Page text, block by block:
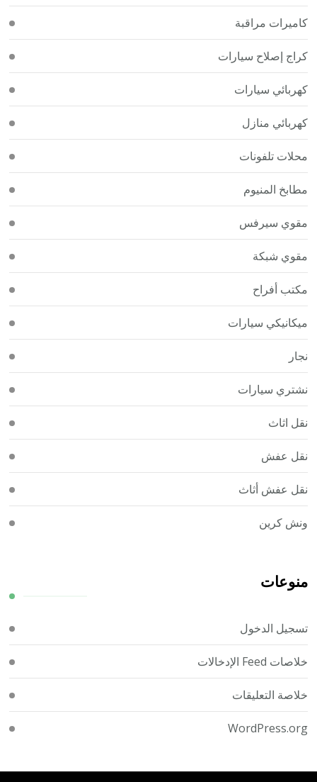
كاميرات مراقبة
كراج إصلاح سيارات
كهربائي سيارات
كهربائي منازل
محلات تلفونات
مطابخ المنيوم
مقوي سيرفس
مقوي شبكة
مكتب أفراح
ميكانيكي سيارات
نجار
نشتري سيارات
نقل اثاث
نقل عفش
نقل عفش أثاث
ونش كرين
منوعات
تسجيل الدخول
خلاصات Feed الإدخالات
خلاصة التعليقات
WordPress.org